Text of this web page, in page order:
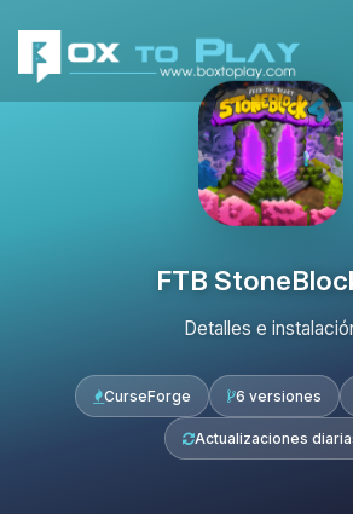
FTB
Detalles e
CurseForge 6 versiones
Actualizaciones